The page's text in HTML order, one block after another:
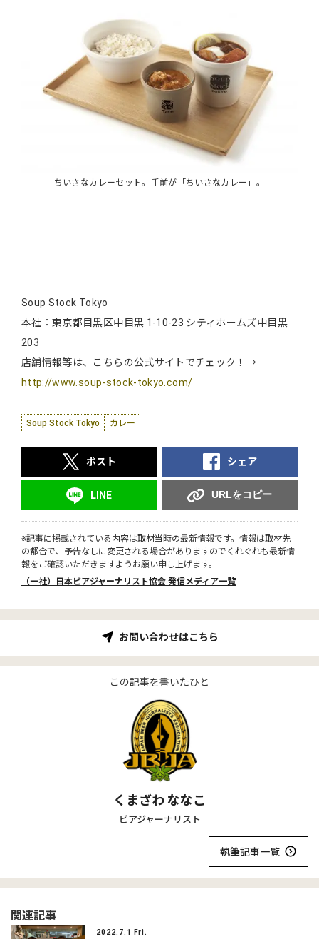
ちいさなカレーセット。手前が「ちいさなカレー」。
Soup Stock Tokyo
本社：東京都目黒区中目黒 1-10-23 シティホームズ中目黒
203
店舗情報等は、こちらの公式サイトでチェック！→
http://www.soup-stock-tokyo.com/
Soup Stock Tokyo カレー
ポスト シェア
LINE URLをコピー
※記事に掲載されている内容は取材当時の最新情報です。情報は取材先
の都合で、予告なしに変更される場合がありますのでくれぐれも最新情
報をご確認いただきますようお願い申し上げます。
（一社）日本ビアジャーナリスト協会 発信メディア一覧
お問い合わせはこちら
この記事を書いたひと
くまざわ ななこ
ビアジャーナリスト
執筆記事一覧
関連記事
2022.7.1 Fri.